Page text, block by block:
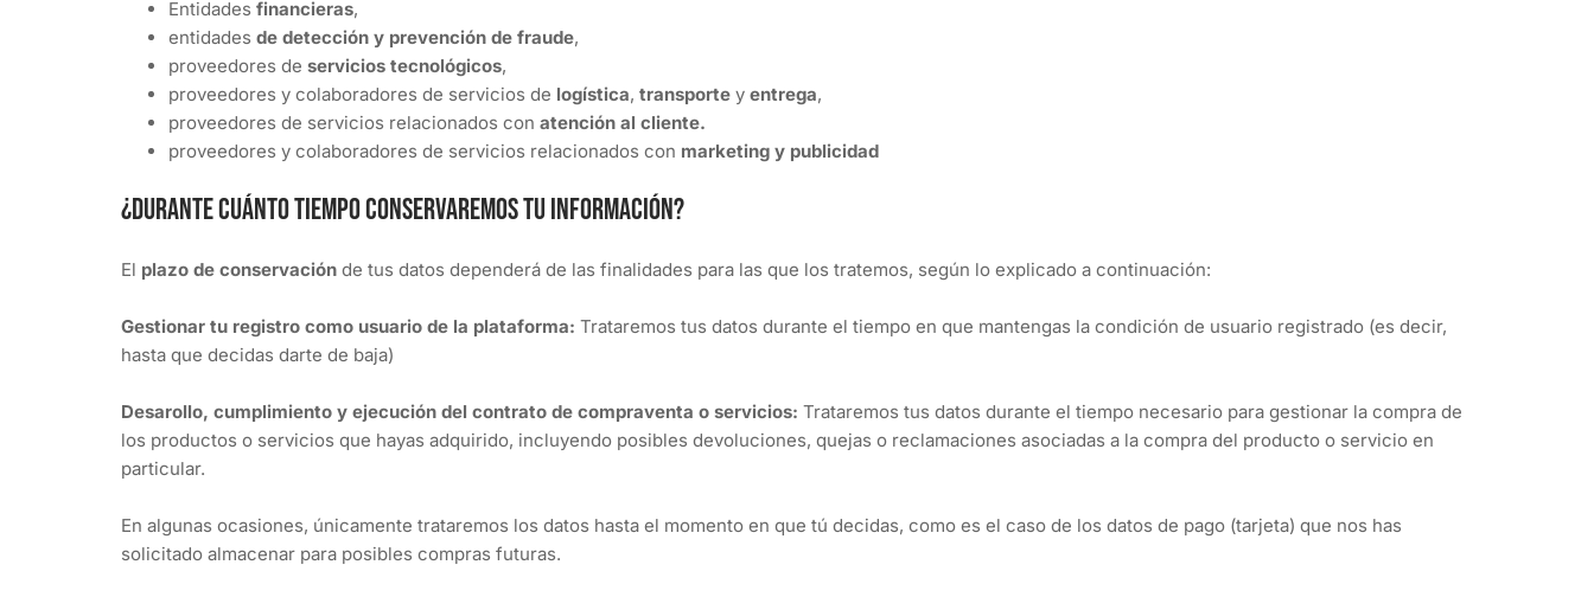
Entidades financieras,
entidades de detección y prevención de fraude,
proveedores de servicios tecnológicos,
proveedores y colaboradores de servicios de logística, transporte y entrega,
proveedores de servicios relacionados con atención al cliente.
proveedores y colaboradores de servicios relacionados con marketing y publicidad
¿Durante cuánto tiempo conservaremos tu información?
El plazo de conservación de tus datos dependerá de las finalidades para las que los tratemos, según lo explicado a continuación:
Gestionar tu registro como usuario de la plataforma: Trataremos tus datos durante el tiempo en que mantengas la condición de usuario registrado (es decir,
hasta que decidas darte de baja)
Desarollo, cumplimiento y ejecución del contrato de compraventa o servicios: Trataremos tus datos durante el tiempo necesario para gestionar la compra de
los productos o servicios que hayas adquirido, incluyendo posibles devoluciones, quejas o reclamaciones asociadas a la compra del producto o servicio en
particular.
En algunas ocasiones, únicamente trataremos los datos hasta el momento en que tú decidas, como es el caso de los datos de pago (tarjeta) que nos has
solicitado almacenar para posibles compras futuras.